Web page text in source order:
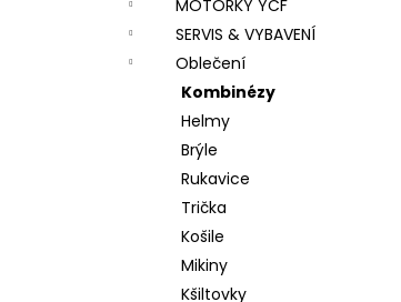
MOTORKY YCF
SERVIS & VYBAVENÍ
Oblečení
Kombinézy
Helmy
Brýle
Rukavice
Trička
Košile
Mikiny
Kšiltovky
LOŽISKO KOLA 6202 2RS STOMP,
DEMONX ,WPB
70 Kč